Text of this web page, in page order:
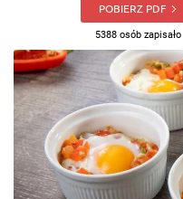
POBIERZ PDF
5388 osób zapisało